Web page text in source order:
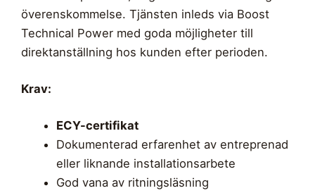
överenskommelse. Tjänsten inleds via Boost
Technical Power med goda möjligheter till
direktanställning hos kunden efter perioden.
Krav:
ECY-certifikat
Dokumenterad erfarenhet av entreprenad
eller liknande installationsarbete
God vana av ritningsläsning